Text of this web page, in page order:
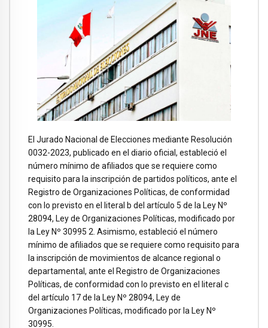
El Jurado Nacional de Elecciones mediante Resolución
0032-2023, publicado en el diario oficial, estableció el
número mínimo de afiliados que se requiere como
requisito para la inscripción de partidos políticos, ante el
Registro de Organizaciones Políticas, de conformidad
con lo previsto en el literal b del artículo 5 de la Ley Nº
28094, Ley de Organizaciones Políticas, modificado por
la Ley Nº 30995 2. Asimismo, estableció el número
mínimo de afiliados que se requiere como requisito para
la inscripción de movimientos de alcance regional o
departamental, ante el Registro de Organizaciones
Políticas, de conformidad con lo previsto en el literal c
del artículo 17 de la Ley Nº 28094, Ley de
Organizaciones Políticas, modificado por la Ley Nº
30995.